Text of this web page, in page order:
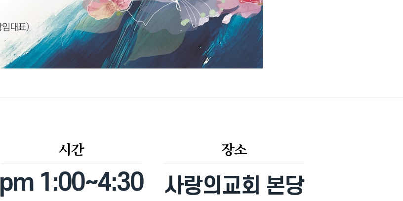
시간
pm 1:00~4:30
장소
사랑의교회 본당